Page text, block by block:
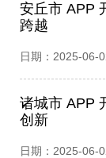
安丘市 APP
跨越​
日期：2025-06-
诸城市 APP
创新
日期：2025-06-